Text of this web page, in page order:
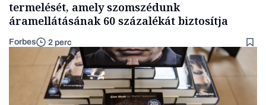
termelését, amely szomszédunk
áramellátásának 60 százalékát biztosítja
Forbes 2 perc